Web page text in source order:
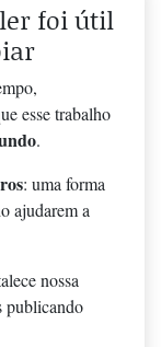
ler foi útil
esse trabalho
.
: uma forma
ajudarem a
nossa
publicando